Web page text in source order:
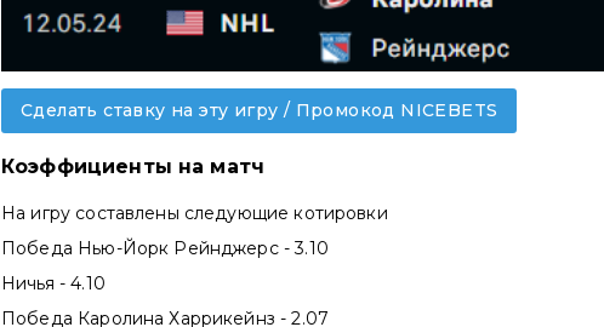
Сделать ставку на эту игру / Промокод NICEBETS
Коэффициенты на матч
На игру составлены следующие котировки
Победа Нью-Йорк Рейнджерс - 3.10
Ничья - 4.10
Победа Каролина Харрикейнз - 2.07